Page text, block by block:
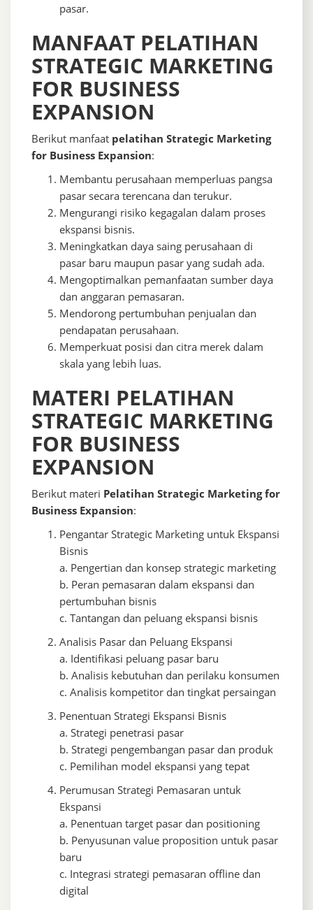
pasar.
MANFAAT PELATIHAN
STRATEGIC MARKETING
FOR BUSINESS
EXPANSION
Berikut manfaat pelatihan Strategic Marketing
for Business Expansion:
Membantu perusahaan memperluas pangsa
pasar secara terencana dan terukur.
Mengurangi risiko kegagalan dalam proses
ekspansi bisnis.
Meningkatkan daya saing perusahaan di
pasar baru maupun pasar yang sudah ada.
Mengoptimalkan pemanfaatan sumber daya
dan anggaran pemasaran.
Mendorong pertumbuhan penjualan dan
pendapatan perusahaan.
Memperkuat posisi dan citra merek dalam
skala yang lebih luas.
MATERI PELATIHAN
STRATEGIC MARKETING
FOR BUSINESS
EXPANSION
Berikut materi Pelatihan Strategic Marketing for
Business Expansion:
Pengantar Strategic Marketing untuk Ekspansi
Bisnis
a. Pengertian dan konsep strategic marketing
b. Peran pemasaran dalam ekspansi dan
pertumbuhan bisnis
c. Tantangan dan peluang ekspansi bisnis
Analisis Pasar dan Peluang Ekspansi
a. Identifikasi peluang pasar baru
b. Analisis kebutuhan dan perilaku konsumen
c. Analisis kompetitor dan tingkat persaingan
Penentuan Strategi Ekspansi Bisnis
a. Strategi penetrasi pasar
b. Strategi pengembangan pasar dan produk
c. Pemilihan model ekspansi yang tepat
Perumusan Strategi Pemasaran untuk
Ekspansi
a. Penentuan target pasar dan positioning
b. Penyusunan value proposition untuk pasar
baru
c. Integrasi strategi pemasaran offline dan
digital